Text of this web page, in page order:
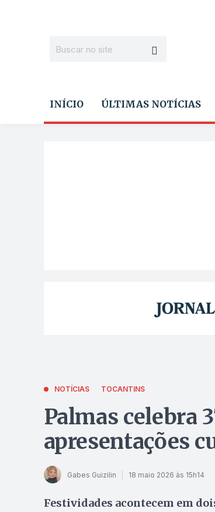
INÍCIO ÚLTIMAS NOTÍCIAS
NOTÍCIAS TOCANTINS
Palmas celebra
apresentações
Gabes Guizilin 18 maio 2026 às 15h14
Festividades acontecem em